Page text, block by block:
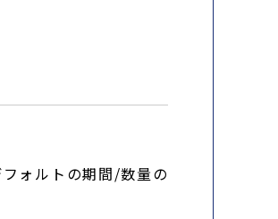
ォルトの期間/数量の